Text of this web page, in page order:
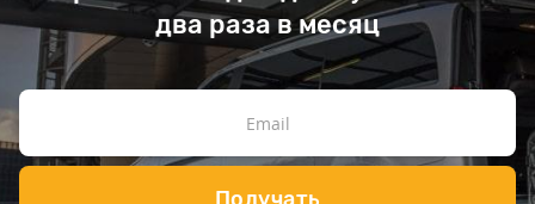
два раза в месяц